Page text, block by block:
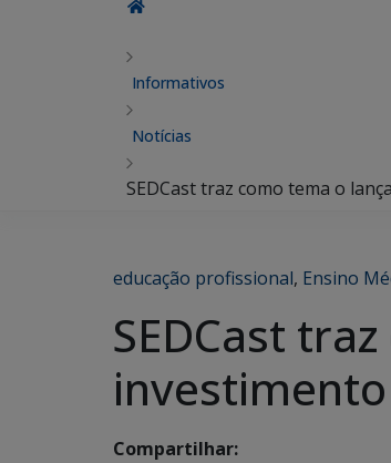
Informativos
Notícias
SEDCast traz como tema o
educação profissional, Ensino
SEDCast
Compartilhar: